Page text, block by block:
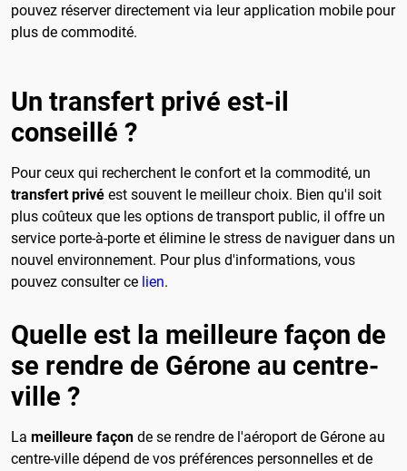
pouvez réserver directement via leur application mobile pour
plus de commodité.
Un transfert privé est-il
conseillé ?
Pour ceux qui recherchent le confort et la commodité, un
transfert privé est souvent le meilleur choix. Bien qu'il soit
plus coûteux que les options de transport public, il offre un
service porte-à-porte et élimine le stress de naviguer dans un
nouvel environnement. Pour plus d'informations, vous
pouvez consulter ce lien.
Quelle est la meilleure façon de
se rendre de Gérone au centre-
ville ?
La meilleure façon de se rendre de l'aéroport de Gérone au
centre-ville dépend de vos préférences personnelles et de